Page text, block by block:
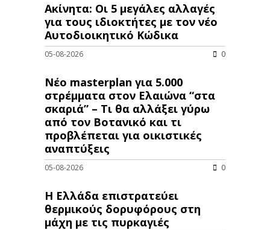
Ακίνητα: Οι 5 μεγάλες αλλαγές
για τους ιδιοκτήτες με τον νέο
Αυτοδιοικητικό Κώδικα
05-08-2026 0
Νέο masterplan για 5.000
στρέμματα στον Ελαιώνα “στα
σκαριά” – Τι θα αλλάξει γύρω
από τον Βοτανικό και τι
προβλέπεται για οικιστικές
αναπτύξεις
05-08-2026 0
Η Ελλάδα επιστρατεύει
θερμικούς δορυφόρους στη
μάχη με τις πυρκαγιές